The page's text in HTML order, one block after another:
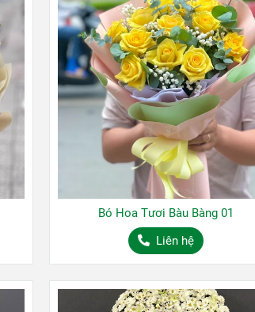
Bó Hoa Tươi Bàu Bàng 01
Liên hệ